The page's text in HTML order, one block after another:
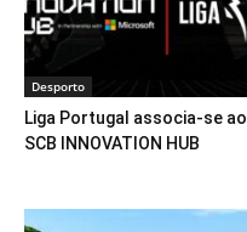
Desporto
Liga Portugal associa-se ao
SCB INNOVATION HUB